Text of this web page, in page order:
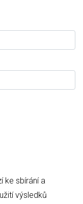
ke sbírání a
výsledků